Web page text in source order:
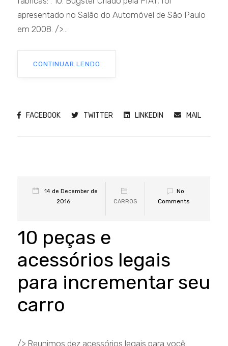
apresentado no Salão do Automóvel de São Paulo
em 2008. />...
CONTINUAR LENDO
FACEBOOK TWITTER LINKEDIN MAIL
14 de December de
2016
CARROS
No
Comments
10 peças e
acessórios legais
para incrementar seu
carro
/> Reunimos dez acessórios legais para você